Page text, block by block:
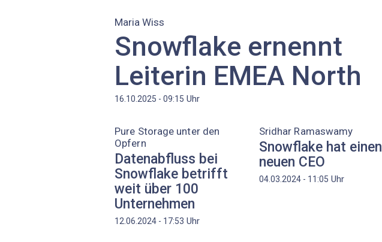
Maria Wiss
Snowflake ernennt
Leiterin EMEA North
16.10.2025 - 09:15 Uhr
Pure Storage unter den
Opfern
Datenabfluss bei
Snowflake betrifft
weit über 100
Unternehmen
12.06.2024 - 17:53 Uhr
Sridhar Ramaswamy
Snowflake hat einen
neuen CEO
04.03.2024 - 11:05 Uhr